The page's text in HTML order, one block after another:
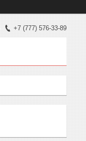
+7 (777) 576-33-89